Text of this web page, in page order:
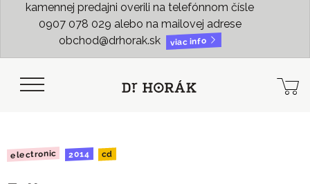
kamennej predajni overili na telefónnom čísle
0907 078 029 alebo na mailovej adrese
obchod@drhorak.sk
viac info
electronic 2014 cd